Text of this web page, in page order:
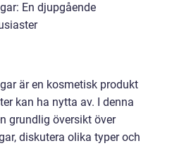
En djupgående
är en kosmetisk produkt
kan ha nytta av. I denna
grundlig översikt över
diskutera olika typer och